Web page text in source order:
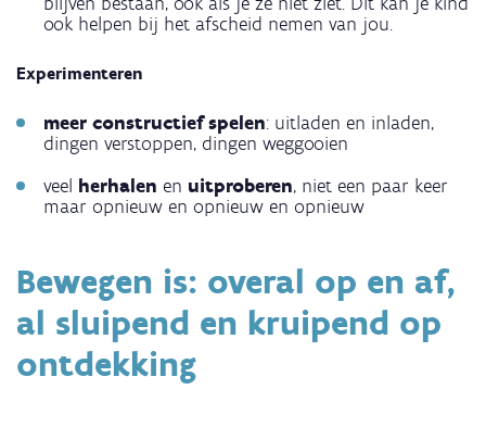
ook helpen bij het afscheid nemen van jou.
Experimenteren
meer constructief spelen: uitladen en inladen,
dingen verstoppen, dingen weggooien
veel herhalen en uitproberen, niet een paar keer
maar opnieuw en opnieuw en opnieuw
Bewegen is: overal op en af,
al sluipend en kruipend op
ontdekking